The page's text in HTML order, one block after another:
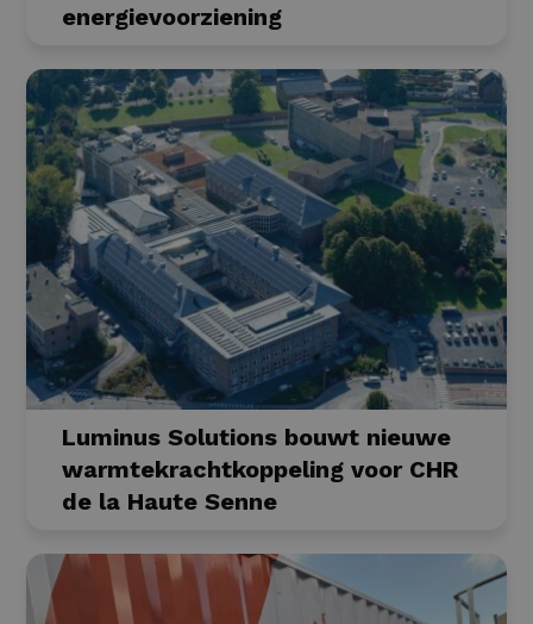
energievoorziening
Luminus Solutions bouwt nieuwe
warmtekrachtkoppeling voor CHR
de la Haute Senne